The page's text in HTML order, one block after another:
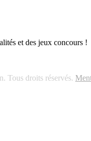
et des jeux concours !
Tous droits réservés.